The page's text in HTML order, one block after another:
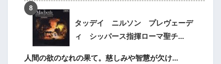
タッデイ ニルソン プレヴェーデ
ィ シッパース指揮ローマ聖チ...
人間の欲のなれの果て。慈しみや智慧が欠け...